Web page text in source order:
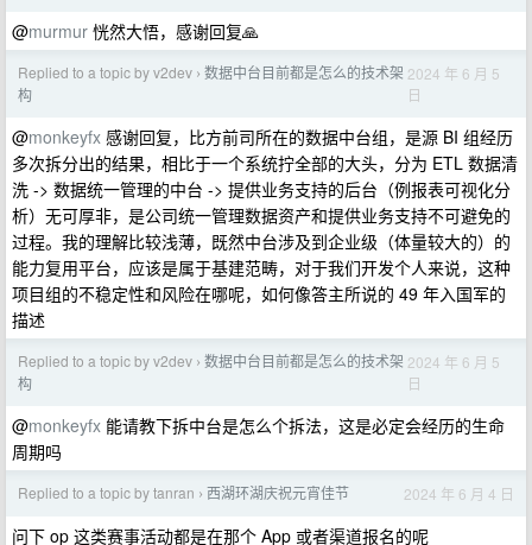
@murmur 恍然大悟，感谢回复🙏
Replied to a topic by v2dev › 数据中台目前都是怎么的技术架
构
2024 年 6 月 5
日
@monkeyfx 感谢回复，比方前司所在的数据中台组，是源 BI 组经历
多次拆分出的结果，相比于一个系统拧全部的大头，分为 ETL 数据清
洗 -> 数据统一管理的中台 -> 提供业务支持的后台（例报表可视化分
析）无可厚非，是公司统一管理数据资产和提供业务支持不可避免的
过程。我的理解比较浅薄，既然中台涉及到企业级（体量较大的）的
能力复用平台，应该是属于基建范畴，对于我们开发个人来说，这种
项目组的不稳定性和风险在哪呢，如何像答主所说的 49 年入国军的
描述
Replied to a topic by v2dev › 数据中台目前都是怎么的技术架
构
2024 年 6 月 5
日
@monkeyfx 能请教下拆中台是怎么个拆法，这是必定会经历的生命
周期吗
Replied to a topic by tanran › 西湖环湖庆祝元宵佳节 2024 年 6 月 4 日
问下 op 这类赛事活动都是在那个 App 或者渠道报名的呢